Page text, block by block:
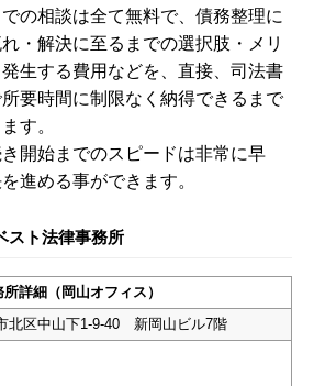
の相談は全て無料で、債務整理に
・解決に至るまでの選択肢・メリ
生する費用などを、直接、司法書
要時間に制限なく納得できるまで
す。
開始までのスピードは非常に早
進める事ができます。
スト法律事務所
所詳細（岡山オフィス）
北区中山下1-9-40 新岡山ビル7階